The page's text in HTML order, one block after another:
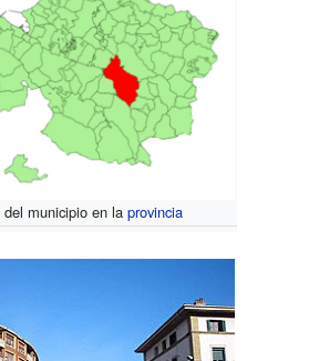
del municipio en la provincia